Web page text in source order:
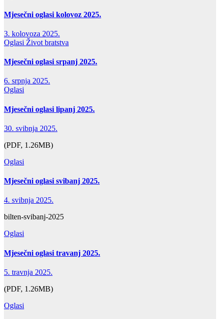
Mjesečni oglasi kolovoz 2025.
3. kolovoza 2025.
Oglasi Život bratstva
Mjesečni oglasi srpanj 2025.
6. srpnja 2025.
Oglasi
Mjesečni oglasi lipanj 2025.
30. svibnja 2025.
(PDF, 1.26MB)
Oglasi
Mjesečni oglasi svibanj 2025.
4. svibnja 2025.
bilten-svibanj-2025
Oglasi
Mjesečni oglasi travanj 2025.
5. travnja 2025.
(PDF, 1.26MB)
Oglasi